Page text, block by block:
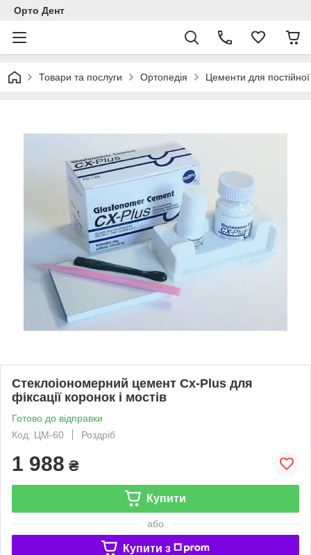
Орто Дент
Товари та послуги Ортопедія Цементи для постійної
Стеклоіономерний цемент Cx-Plus для
фіксації коронок і мостів
Готово до відправки
Код: ЦМ-60
Роздріб
1 988 ₴
Купити
або
Купити з